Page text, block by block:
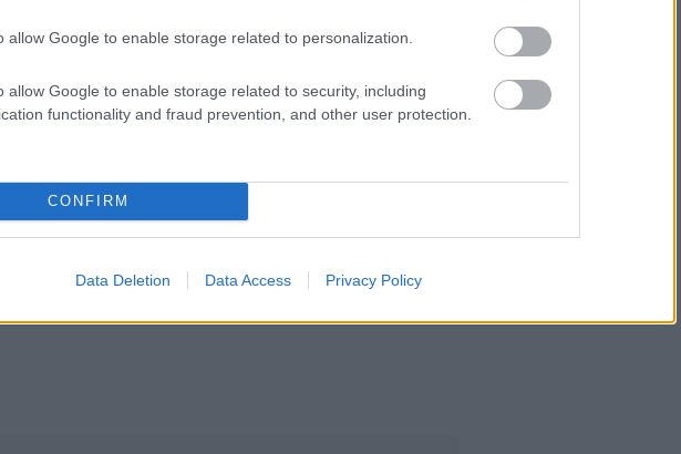
allow Google to enable storage related to personalization.
allow Google to enable storage related to security, including
functionality and fraud prevention, and other user protection.
CONFIRM
Data Deletion Data Access Privacy Policy